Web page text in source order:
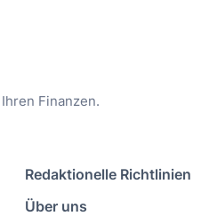
Finanzen.
Redaktionelle Richtlinien
Über uns